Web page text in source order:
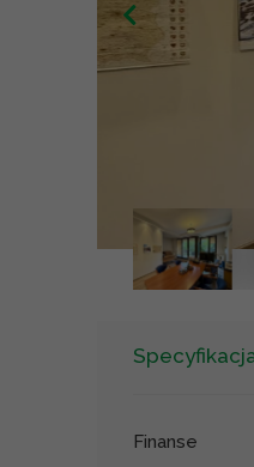
Finanse